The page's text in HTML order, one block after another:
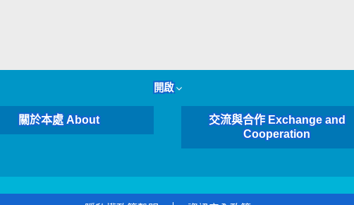
開啟
關於本處 About
交流與合作 Exchange and
Cooperation